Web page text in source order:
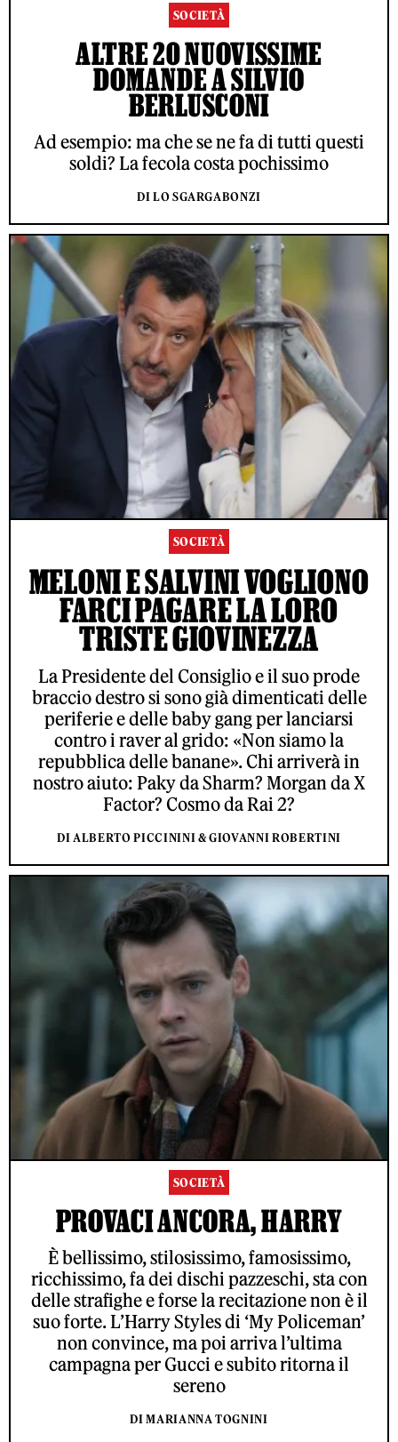
SOCIETÀ
ALTRE 20 NUOVISSIME
DOMANDE A SILVIO
BERLUSCONI
Ad esempio: ma che se ne fa di tutti questi
soldi? La fecola costa pochissimo
DI LO SGARGABONZI
SOCIETÀ
MELONI E SALVINI VOGLIONO
FARCI PAGARE LA LORO
TRISTE GIOVINEZZA
La Presidente del Consiglio e il suo prode
braccio destro si sono già dimenticati delle
periferie e delle baby gang per lanciarsi
contro i raver al grido: «Non siamo la
repubblica delle banane». Chi arriverà in
nostro aiuto: Paky da Sharm? Morgan da X
Factor? Cosmo da Rai 2?
DI ALBERTO PICCININI & GIOVANNI ROBERTINI
SOCIETÀ
PROVACI ANCORA, HARRY
È bellissimo, stilosissimo, famosissimo,
ricchissimo, fa dei dischi pazzeschi, sta con
delle strafighe e forse la recitazione non è il
suo forte. L’Harry Styles di ‘My Policeman’
non convince, ma poi arriva l’ultima
campagna per Gucci e subito ritorna il
sereno
DI MARIANNA TOGNINI